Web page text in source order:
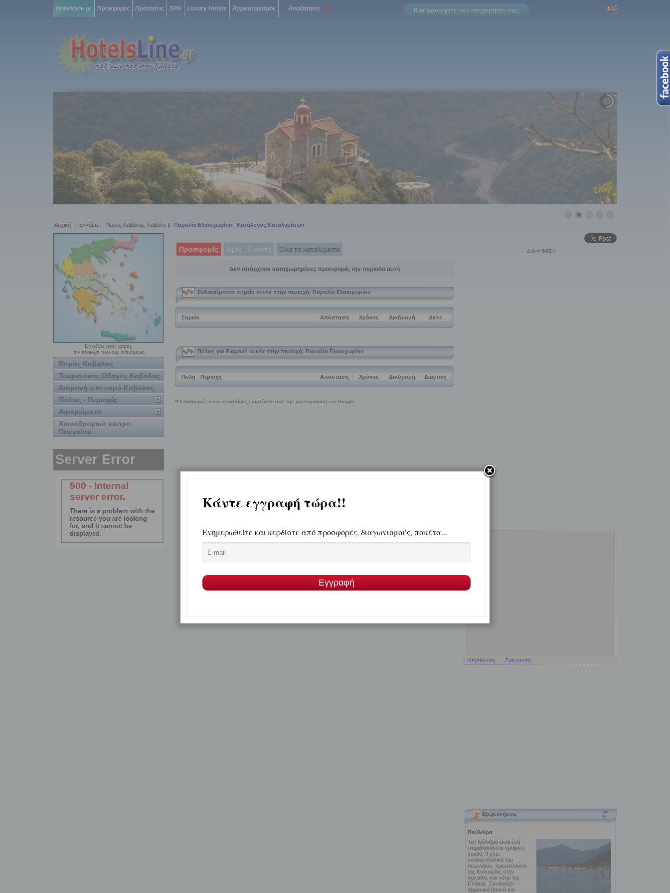
Hotelsline.gr Προσφορές Προτάσεις SPA Luxury Hotels Αγροτουρισμός Αναζήτηση Καταχωρήστε την επιχείρησή σας
Αρχική Ελλάδα Νομός Καβάλας, Καβάλα Παραλία Ελαιοχωρίου - Κατάλογος Καταλυμάτων
Επιλέξτε στον χάρτη,
την περιοχή που σας ενδιαφέρει
Νομός Καβάλας
Τουριστικός Οδηγός Καβάλας
Διαμονή στο νομό Καβάλας
Πόλεις - Περιοχές
Αφιερώματα
Χιονοδρομικό κέντρο
Παγγαίου
Προσφορές Τιμές - Πακέτα Όλα τα καταλύματα
Δεν υπάρχουν καταχωρημένες προσφορές την περίοδο αυτή
ΔΙΑΦΗΜΙΣΗ
Μεγέθυνση Σμίκρυνση
Εξερευνήσεις